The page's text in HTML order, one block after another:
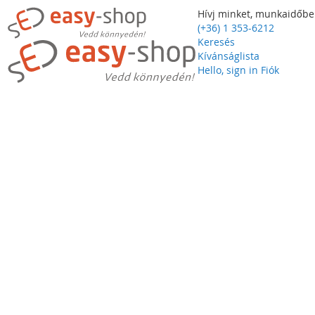
Hívj minket,
(+36) 1 353-6212
Keresés
Kívánságlista
Hello, sign in Fiók